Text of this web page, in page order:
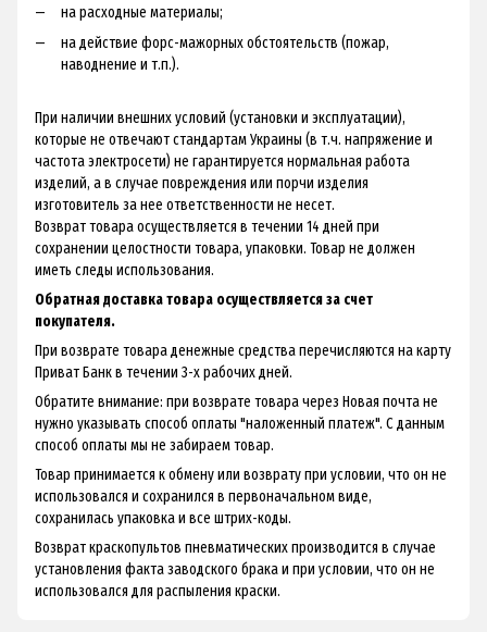
на расходные материалы;
на действие форс-мажорных обстоятельств (пожар,
наводнение и т.п.).
При наличии внешних условий (установки и эксплуатации),
которые не отвечают стандартам Украины (в т.ч. напряжение и
частота электросети) не гарантируется нормальная работа
изделий, а в случае повреждения или порчи изделия
изготовитель за нее ответственности не несет.
Возврат товара осуществляется в течении 14 дней при
сохранении целостности товара, упаковки. Товар не должен
иметь следы использования.
Обратная доставка товара осуществляется за счет
покупателя.
При возврате товара денежные средства перечисляются на карту
Приват Банк в течении 3-х рабочих дней.
Обратите внимание: при возврате товара через Новая почта не
нужно указывать способ оплаты "наложенный платеж". С данным
способ оплаты мы не забираем товар.
Товар принимается к обмену или возврату при условии, что он не
использовался и сохранился в первоначальном виде,
сохранилась упаковка и все штрих-коды.
Возврат краскопультов пневматических производится в случае
установления факта заводского брака и при условии, что он не
использовался для распыления краски.